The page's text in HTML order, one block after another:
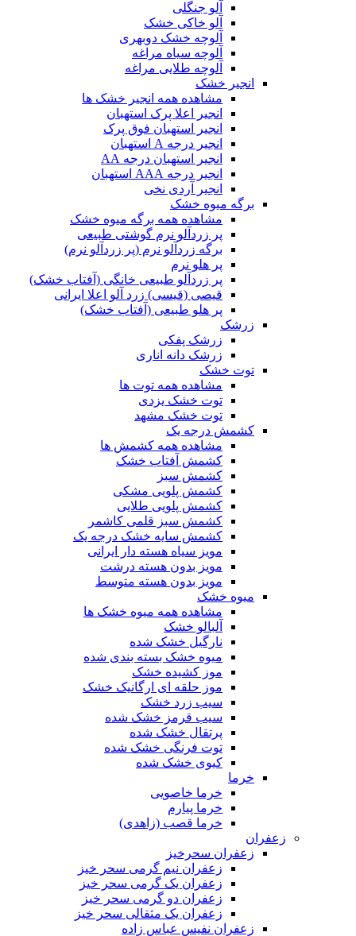
آلو جنگلی
آلو خاکی خشک
آلوچه خشک دوبهری
آلوچه سیاه مراغه
آلوچه طلایی مراغه
انجیر خشک
مشاهده همه انجیر خشک ها
انجیر اعلا پرک استهبان
انجیر استهبان فوق پرک
انجیر درجه A استهبان
انجیر استهبان درجه AA
انجیر درجه AAA استهبان
انجیر آردی نخی
برگه میوه خشک
مشاهده همه برگه میوه خشک
پر زردآلو نرم گوشتی طبیعی
برگه زردآلو نرم (پر زردآلو نرم)
پر هلو نرم
پر زردآلو طبیعی خانگی (آفتاب خشک)
قیصی (قیسی) زرد آلو اعلا ایرانی
پر هلو طبیعی (آفتاب خشک)
زرشک
زرشک پفکی
زرشک دانه اناری
توت خشک
مشاهده همه توت ها
توت خشک یزدی
توت خشک مشهد
کشمش درجه یک
مشاهده همه کشمش ها
کشمش آفتاب خشک
کشمش سبز
کشمش پلویی مشکی
کشمش پلویی طلایی
کشمش سبز قلمی کاشمر
کشمش سایه خشک درجه یک
مویز سیاه هسته دار ایرانی
مویز بدون هسته درشت
مویز بدون هسته متوسط
میوه خشک
مشاهده همه میوه خشک ها
آلبالو خشک
نارگیل خشک شده
میوه خشک بسته بندی شده
موز کشیده خشک
موز حلقه ای ارگانیک خشک
سیب زرد خشک
سیب قرمز خشک شده
پرتقال خشک شده
توت فرنگی خشک شده
کیوی خشک شده
خرما
خرما خاصویی
خرما پیارم
خرما قصب (زاهدی)
زعفران
زعفران سحرخیز
زعفران نیم گرمی سحر خیز
زعفران یک گرمی سحر خیز
زعفران دو گرمی سحر خیز
زعفران یک مثقالی سحر خیز
زعفران نفیس عباس زاده